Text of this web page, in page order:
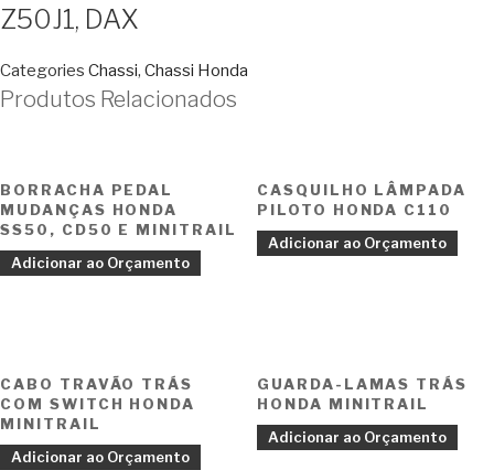
Z50J1, DAX
Categories Chassi, Chassi Honda
Produtos Relacionados
BORRACHA PEDAL
MUDANÇAS HONDA
SS50, CD50 E MINITRAIL
Adicionar ao Orçamento
CASQUILHO LÂMPADA
PILOTO HONDA C110
Adicionar ao Orçamento
CABO TRAVÃO TRÁS
COM SWITCH HONDA
MINITRAIL
Adicionar ao Orçamento
GUARDA-LAMAS TRÁS
HONDA MINITRAIL
Adicionar ao Orçamento